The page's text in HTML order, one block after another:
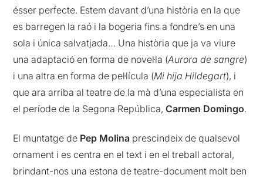
ésser perfecte. Estem davant d’una història en la que
es barregen la raó i la bogeria fins a fondre’s en una
sola i única salvatjada… Una història que ja va viure
una adaptació en forma de novel·la (Aurora de sangre)
i una altra en forma de pel·lícula (Mi hija Hildegart), i
que ara arriba al teatre de la mà d’una especialista en
el període de la Segona República,Carmen Domingo.
El muntatge de Pep Molina prescindeix de qualsevol
ornament i es centra en el text i en el treball actoral,
brindant-nos una estona de teatre-document molt ben